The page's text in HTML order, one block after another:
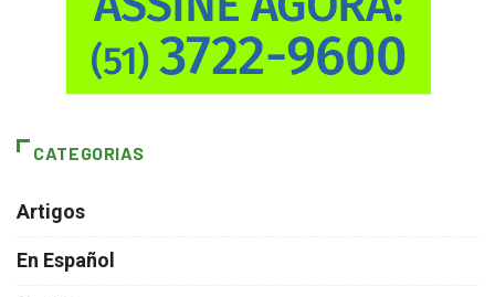
CATEGORIAS
Artigos
En Español